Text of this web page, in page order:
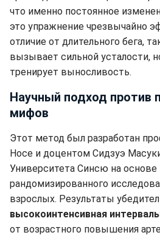
что именно постоянное
это упражнение чрезвычайно
отличие от длительного бега,
вызывает сильной усталости,
тренирует выносливость.
Научный подход против
мифов
Этот метод был разработан
Носе и доцентом Сидзуэ
Университета Синсю на
рандомизированного
взрослых. Результаты
высокоинтенсивная
от возрастного повышения